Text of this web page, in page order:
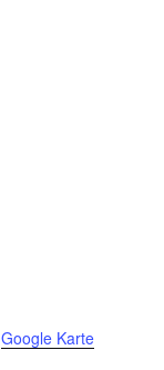
Google Karte